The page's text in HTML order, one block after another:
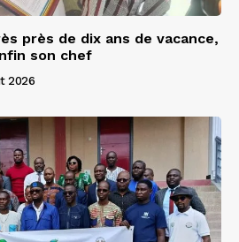
près de dix ans de vacance,
son chef
2026